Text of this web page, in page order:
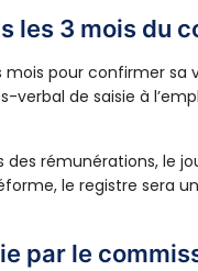
les 3 mois du
pour confirmer sa
de saisie à
rémunérations, le
le registre sera
par le